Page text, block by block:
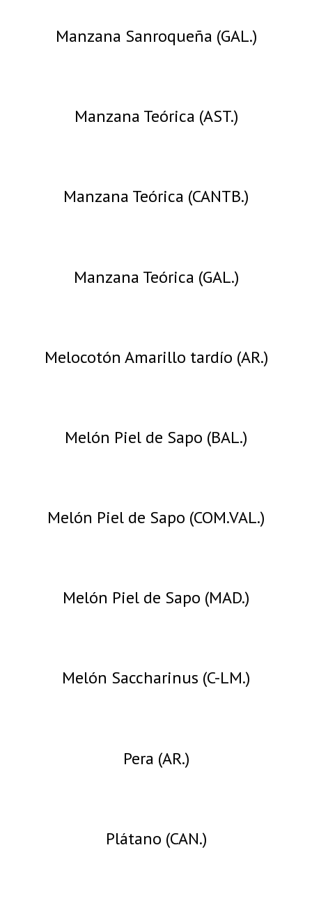
Manzana Sanroqueña (GAL.)
Manzana Teórica (AST.)
Manzana Teórica (CANTB.)
Manzana Teórica (GAL.)
Melocotón Amarillo tardío (AR.)
Melón Piel de Sapo (BAL.)
Melón Piel de Sapo (COM.VAL.)
Melón Piel de Sapo (MAD.)
Melón Saccharinus (C-LM.)
Pera (AR.)
Plátano (CAN.)